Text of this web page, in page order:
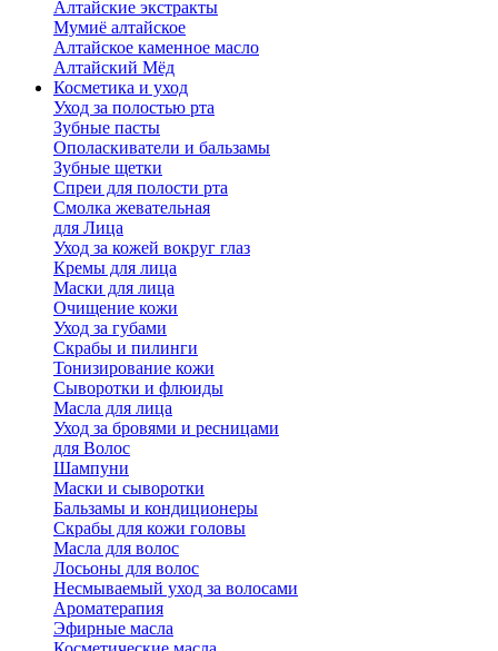
Алтайские экстракты
Мумиё алтайское
Алтайское каменное масло
Алтайский Мёд
Косметика и уход
Уход за полостью рта
Зубные пасты
Ополаскиватели и бальзамы
Зубные щетки
Спреи для полости рта
Смолка жевательная
для Лица
Уход за кожей вокруг глаз
Кремы для лица
Маски для лица
Очищение кожи
Уход за губами
Скрабы и пилинги
Тонизирование кожи
Сыворотки и флюиды
Масла для лица
Уход за бровями и ресницами
для Волос
Шампуни
Маски и сыворотки
Бальзамы и кондиционеры
Скрабы для кожи головы
Масла для волос
Лосьоны для волос
Несмываемый уход за волосами
Ароматерапия
Эфирные масла